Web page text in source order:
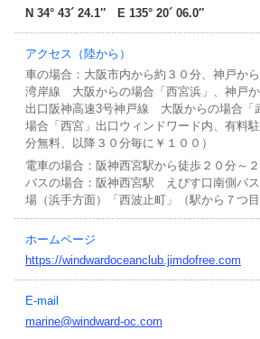
N 34° 43´ 24.1″ E 135° 20´ 06.0″
アクセス（陸から）
車の場合：大阪市内から約３０分、神戸か
湾岸線 大阪からの場合「西宮浜」、神戸か
出口阪神高速3号神戸線 大阪からの場合「
場合「西宮」出口ウィンドワード内、有料
分無料、以降３０分毎に￥１００）
電車の場合：阪神西宮駅から徒歩２０分～
バスの場合：阪神西宮駅 えびす口南側バ
場（浜手方面）「西波止町」（駅から７つ
ホームページ
https://windwardoceanclub.jimdofree.com
E-mail
marine@windward-oc.com